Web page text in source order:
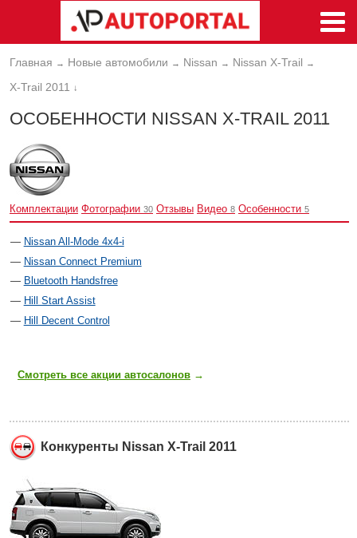
Главная → Новые автомобили → Nissan → Nissan X-Trail →
X-Trail 2011 ↓
ОСОБЕННОСТИ NISSAN X-TRAIL 2011
Комплектации Фотографии 30 Отзывы Видео 8 Особенности 5
Nissan All-Mode 4x4-i
Nissan Connect Premium
Bluetooth Handsfree
Hill Start Assist
Hill Decent Control
Смотреть все акции автосалонов →
Конкуренты Nissan X-Trail 2011